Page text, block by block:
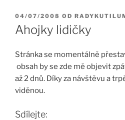
PUBLIKOVÁNO
04/07/2008 OD
Ahojky lidičky
Stránka se momentálně
obsah by se zde mě objevit
až 2 dnů. Díky za návštěvu a
viděnou.
Sdílejte: